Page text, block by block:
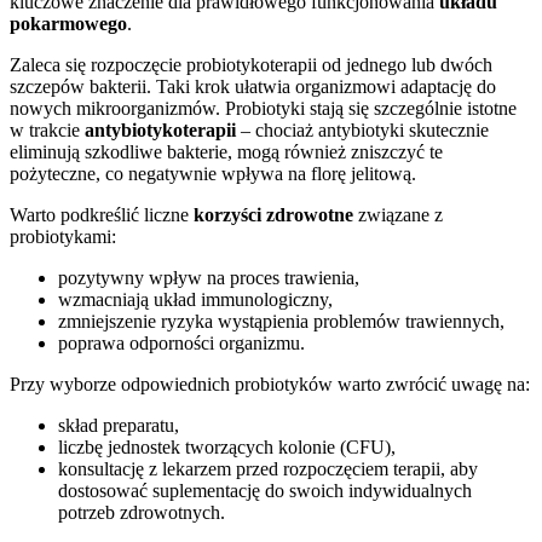
pokarmowego.
Zaleca się rozpoczęcie probiotykoterapii od jednego lub dwóch
szczepów bakterii. Taki krok ułatwia organizmowi adaptację do
nowych mikroorganizmów. Probiotyki stają się szczególnie istotne
w trakcie antybiotykoterapii – chociaż antybiotyki skutecznie
eliminują szkodliwe bakterie, mogą również zniszczyć te
pożyteczne, co negatywnie wpływa na florę jelitową.
Warto podkreślić liczne korzyści zdrowotne związane z
probiotykami:
pozytywny wpływ na proces trawienia,
wzmacniają układ immunologiczny,
zmniejszenie ryzyka wystąpienia problemów trawiennych,
poprawa odporności organizmu.
Przy wyborze odpowiednich probiotyków warto zwrócić uwagę na:
skład preparatu,
liczbę jednostek tworzących kolonie (CFU),
konsultację z lekarzem przed rozpoczęciem terapii, aby
dostosować suplementację do swoich indywidualnych
potrzeb zdrowotnych.